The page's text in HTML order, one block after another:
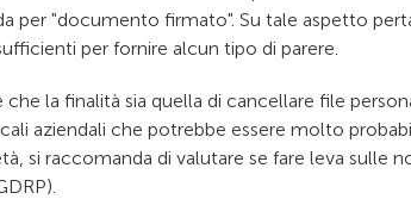
per "documento firmato". Su tale aspetto
per fornire alcun tipo di parere.
che la finalità sia quella di cancellare file
aziendali che potrebbe essere molto
si raccomanda di valutare se fare leva sulle